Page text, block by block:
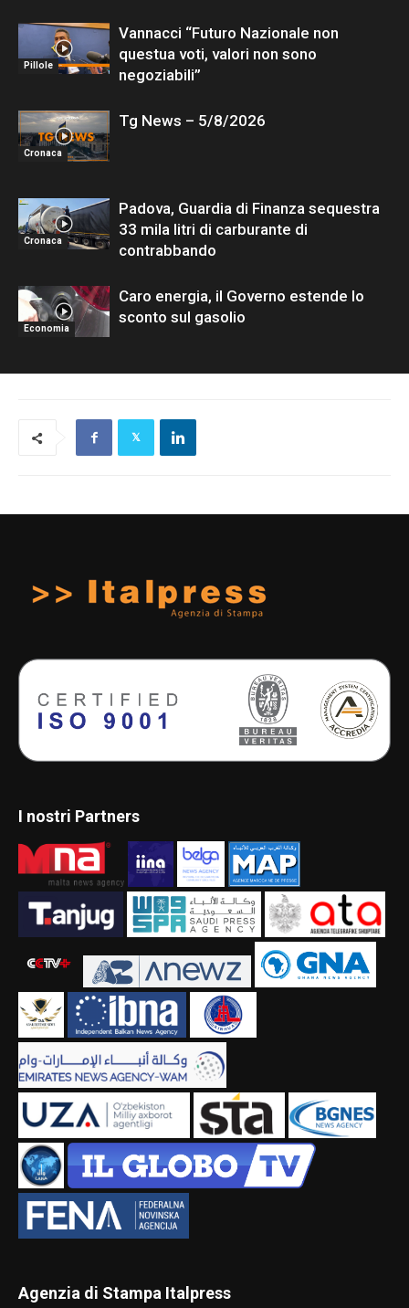
Pillole
Vannacci “Futuro Nazionale non
questua voti, valori non sono
negoziabili”
Cronaca
Tg News – 5/8/2026
Cronaca
Padova, Guardia di Finanza sequestra
33 mila litri di carburante di
contrabbando
Economia
Caro energia, il Governo estende lo
sconto sul gasolio
I nostri Partners
Agenzia di Stampa Italpress